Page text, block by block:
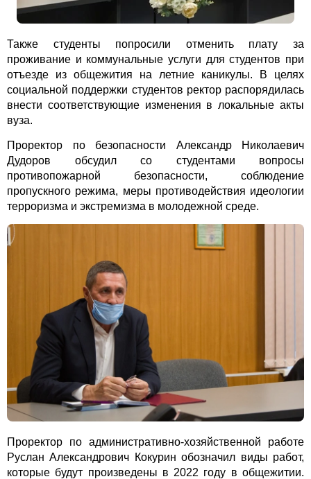
Также студенты попросили отменить плату за
проживание и коммунальные услуги для студентов при
отъезде из общежития на летние каникулы. В целях
социальной поддержки студентов ректор распорядилась
внести соответствующие изменения в локальные акты
вуза.
Проректор по безопасности Александр Николаевич
Дудоров обсудил со студентами вопросы
противопожарной безопасности, соблюдение
пропускного режима, меры противодействия идеологии
терроризма и экстремизма в молодежной среде.
Проректор по административно-хозяйственной работе
Руслан Александрович Кокурин обозначил виды работ,
которые будут произведены в 2022 году в общежитии.